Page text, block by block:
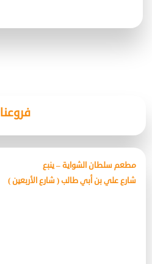
فروعنا
مطعم سلطان الشواية – ينبع
شارع علي بن أبي طالب ( شارع الأربعين )